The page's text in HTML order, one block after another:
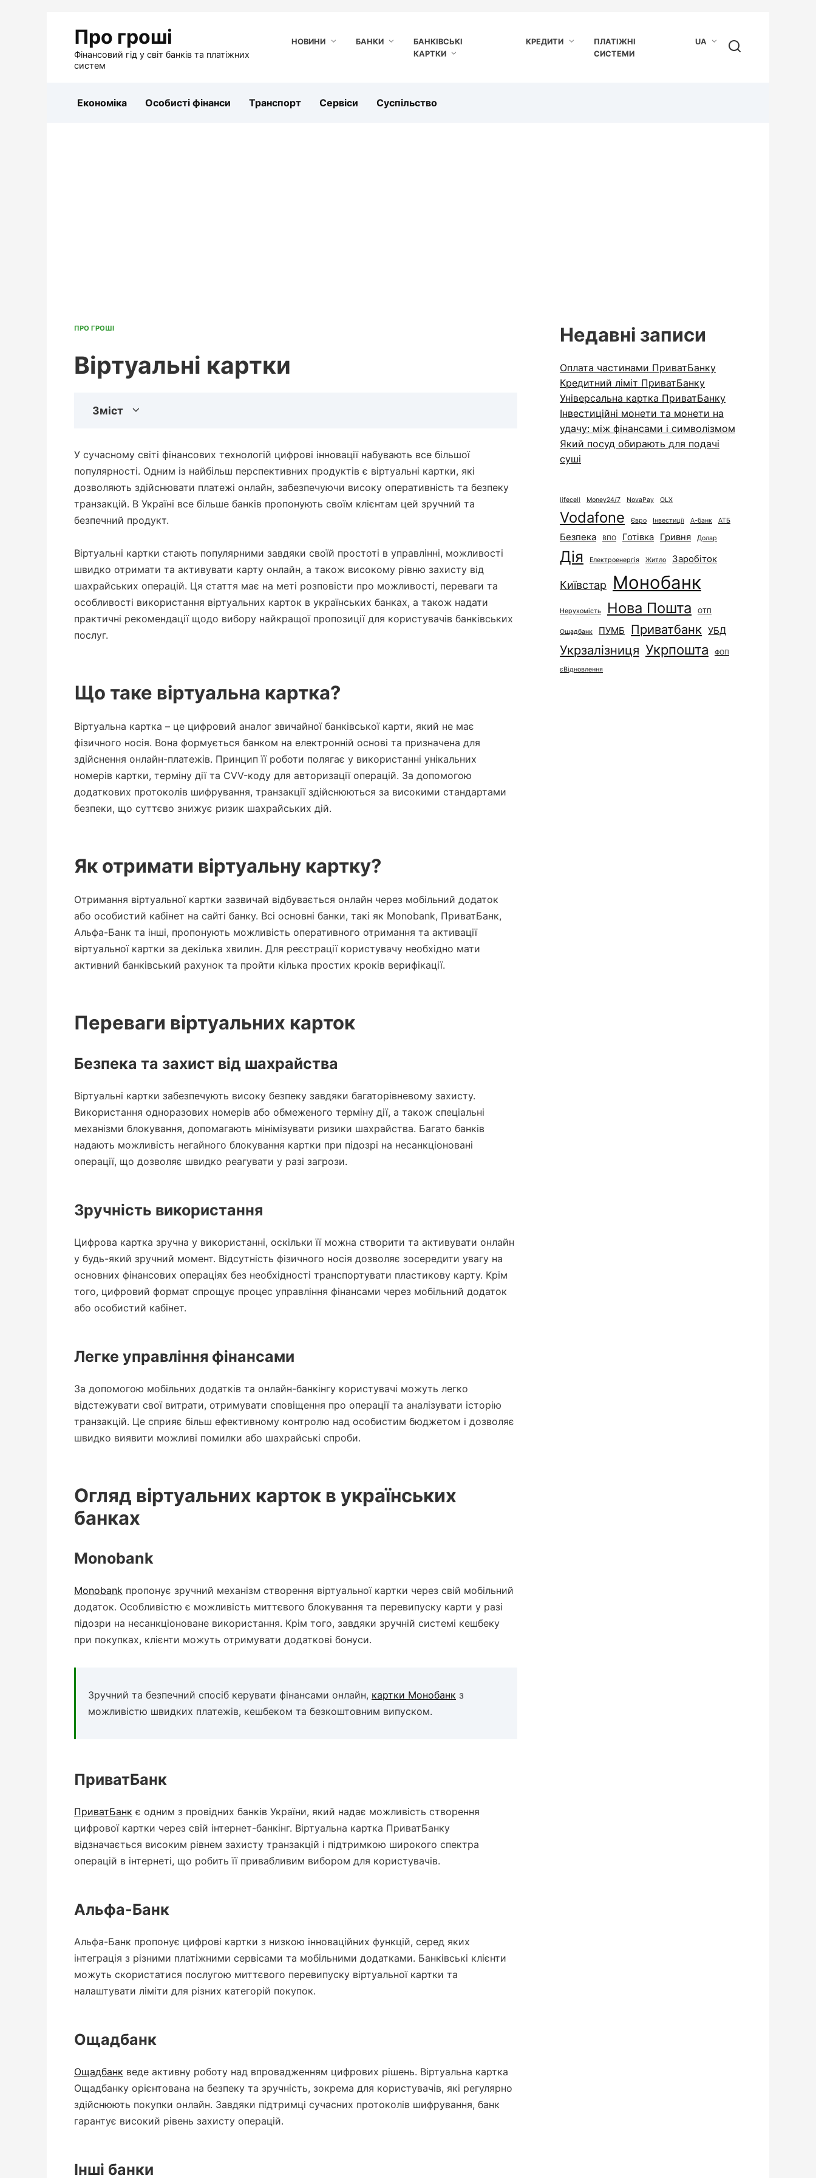
Про гроші
Фінансовий гід у світ банків та платіжних
систем
НОВИНИ БАНКИ
БАНКІВСЬКІ
КАРТКИ
КРЕДИТИ
ПЛАТІЖНІ
СИСТЕМИ
UA
Економіка Особисті фінанси Транспорт Сервіси Суспільство
ПРО ГРОШІ
Віртуальні картки
Зміст
У сучасному світі фінансових технологій цифрові інновації набувають все більшої
популярності. Одним із найбільш перспективних продуктів є віртуальні картки, які
дозволяють здійснювати платежі онлайн, забезпечуючи високу оперативність та безпеку
транзакцій. В Україні все більше банків пропонують своїм клієнтам цей зручний та
безпечний продукт.
Віртуальні картки стають популярними завдяки своїй простоті в управлінні, можливості
швидко отримати та активувати карту онлайн, а також високому рівню захисту від
шахрайських операцій. Ця стаття має на меті розповісти про можливості, переваги та
особливості використання віртуальних карток в українських банках, а також надати
практичні рекомендації щодо вибору найкращої пропозиції для користувачів банківських
послуг.
Що таке віртуальна картка?
Віртуальна картка – це цифровий аналог звичайної банківської карти, який не має
фізичного носія. Вона формується банком на електронній основі та призначена для
здійснення онлайн-платежів. Принцип її роботи полягає у використанні унікальних
номерів картки, терміну дії та CVV-коду для авторизації операцій. За допомогою
додаткових протоколів шифрування, транзакції здійснюються за високими стандартами
безпеки, що суттєво знижує ризик шахрайських дій.
Як отримати віртуальну картку?
Отримання віртуальної картки зазвичай відбувається онлайн через мобільний додаток
або особистий кабінет на сайті банку. Всі основні банки, такі як Monobank, ПриватБанк,
Альфа-Банк та інші, пропонують можливість оперативного отримання та активації
віртуальної картки за декілька хвилин. Для реєстрації користувачу необхідно мати
активний банківський рахунок та пройти кілька простих кроків верифікації.
Переваги віртуальних карток
Безпека та захист від шахрайства
Віртуальні картки забезпечують високу безпеку завдяки багаторівневому захисту.
Використання одноразових номерів або обмеженого терміну дії, а також спеціальні
механізми блокування, допомагають мінімізувати ризики шахрайства. Багато банків
надають можливість негайного блокування картки при підозрі на несанкціоновані
операції, що дозволяє швидко реагувати у разі загрози.
Зручність використання
Цифрова картка зручна у використанні, оскільки її можна створити та активувати онлайн
у будь-який зручний момент. Відсутність фізичного носія дозволяє зосередити увагу на
основних фінансових операціях без необхідності транспортувати пластикову карту. Крім
того, цифровий формат спрощує процес управління фінансами через мобільний додаток
або особистий кабінет.
Легке управління фінансами
За допомогою мобільних додатків та онлайн-банкінгу користувачі можуть легко
відстежувати свої витрати, отримувати сповіщення про операції та аналізувати історію
транзакцій. Це сприяє більш ефективному контролю над особистим бюджетом і дозволяє
швидко виявити можливі помилки або шахрайські спроби.
Огляд віртуальних карток в українських
банках
Monobank
Monobank пропонує зручний механізм створення віртуальної картки через свій мобільний
додаток. Особливістю є можливість миттєвого блокування та перевипуску карти у разі
підозри на несанкціоноване використання. Крім того, завдяки зручній системі кешбеку
при покупках, клієнти можуть отримувати додаткові бонуси.
Зручний та безпечний спосіб керувати фінансами онлайн, картки Монобанк з
можливістю швидких платежів, кешбеком та безкоштовним випуском.
ПриватБанк
ПриватБанк є одним з провідних банків України, який надає можливість створення
цифрової картки через свій інтернет-банкінг. Віртуальна картка ПриватБанку
відзначається високим рівнем захисту транзакцій і підтримкою широкого спектра
операцій в інтернеті, що робить її привабливим вибором для користувачів.
Альфа-Банк
Альфа-Банк пропонує цифрові картки з низкою інноваційних функцій, серед яких
інтеграція з різними платіжними сервісами та мобільними додатками. Банківські клієнти
можуть скористатися послугою миттєвого перевипуску віртуальної картки та
налаштувати ліміти для різних категорій покупок.
Ощадбанк
Ощадбанк веде активну роботу над впровадженням цифрових рішень. Віртуальна картка
Ощадбанку орієнтована на безпеку та зручність, зокрема для користувачів, які регулярно
здійснюють покупки онлайн. Завдяки підтримці сучасних протоколів шифрування, банк
гарантує високий рівень захисту операцій.
Інші банки
Недавні записи
Оплата частинами ПриватБанку
Кредитний ліміт ПриватБанку
Універсальна картка ПриватБанку
Інвестиційні монети та монети на
удачу: між фінансами і символізмом
Який посуд обирають для подачі
суші
lifecell Money24/7 NovaPay OLX
Vodafone Євро Інвестиції А-банк АТБ
Безпека ВПО Готівка Гривня Долар
Дія Електроенергія Житло Заробіток
Київстар Монобанк
Нерухомість Нова Пошта ОТП
Ощадбанк ПУМБ Приватбанк УБД
Укрзалізниця Укрпошта ФОП
єВідновлення